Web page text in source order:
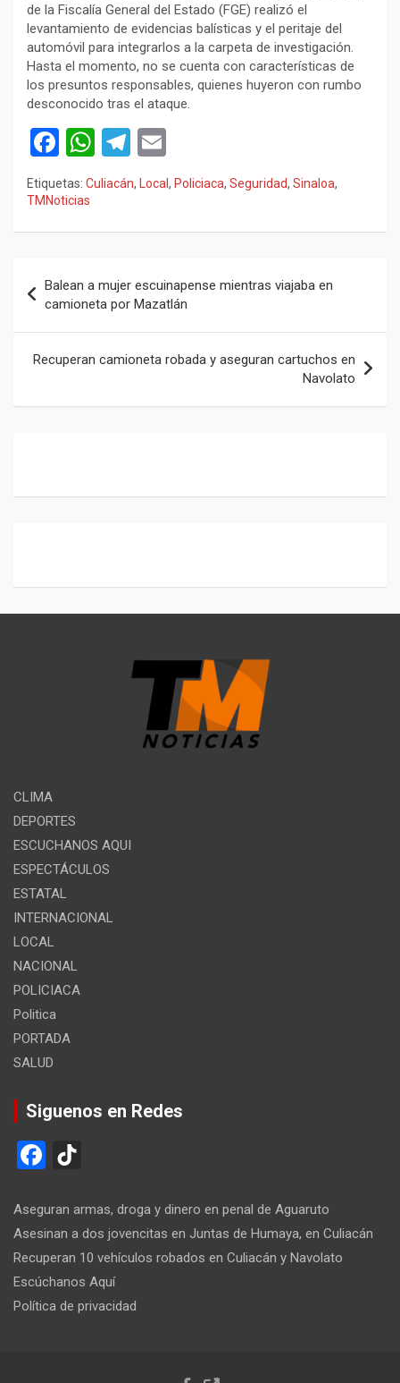
de la Fiscalía General del Estado (FGE) realizó el
levantamiento de evidencias balísticas y el peritaje del
automóvil para integrarlos a la carpeta de investigación.
Hasta el momento, no se cuenta con características de
los presuntos responsables, quienes huyeron con rumbo
desconocido tras el ataque.
F
a
ce
b
o
k
W
h
at
s
p
p
T
el
e
gr
m
m
ail
Etiquetas: Culiacán, Local , Policiaca, Seguridad, Sinaloa,
TMNoticias
de
entradas
Balean a mujer escuinapense mientras viajaba en
camioneta por Mazatlán
Recuperan camioneta robada y aseguran cartuchos en
Navolato
CLIMA
DEPORTES
ESCUCHANOS AQUI
ESPECTÁCULOS
ESTATAL
INTERNACIONAL
LOCAL
NACIONAL
POLICIACA
Politica
PORTADA
SALUD
Siguenos en Redes
F
ce
b
o
o
T
o
k
Aseguran armas, droga y dinero en penal de Aguaruto
Asesinan a dos jovencitas en Juntas de Humaya, en Culiacán
Recuperan 10 vehículos robados en Culiacán y Navolato
Escúchanos Aquí
Política de privacidad